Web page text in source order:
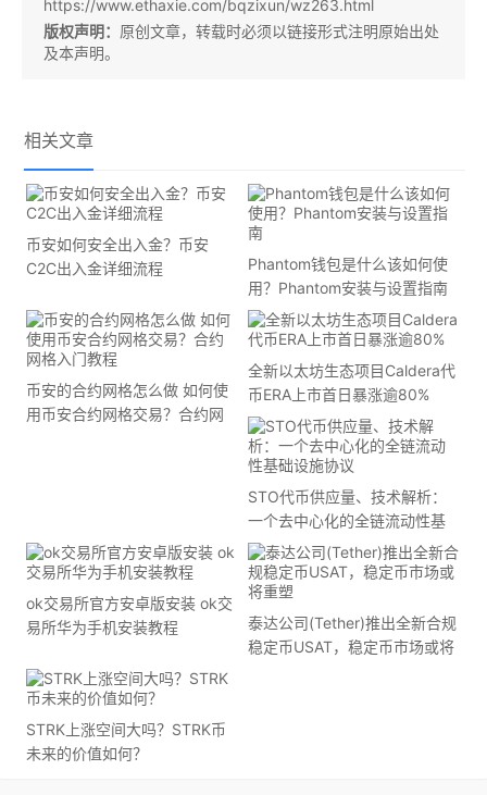
https://www.ethaxie.com/bqzixun/wz263.html
版权声明： 原创文章，转载时必须以链接形式注明原始出处
及本声明。
相关文章
币安如何安全出入金？币安
C2C出入金详细流程
Phantom钱包是什么该如何使
用？Phantom安装与设置指南
币安的合约网格怎么做 如何使
用币安合约网格交易？合约网
全新以太坊生态项目Caldera代
币ERA上市首日暴涨逾80%
STO代币供应量、技术解析：
一个去中心化的全链流动性基
础设施协议
ok交易所官方安卓版安装 ok交
易所华为手机安装教程
泰达公司(Tether)推出全新合规
稳定币USAT，稳定币市场或将
STRK上涨空间大吗？STRK币
未来的价值如何？